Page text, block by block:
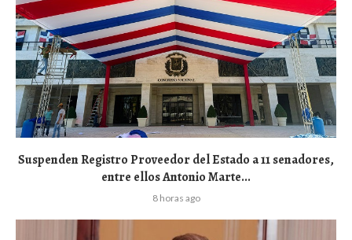
Suspenden Registro Proveedor del Estado a 11 senadores,
entre ellos Antonio Marte...
8 horas ago